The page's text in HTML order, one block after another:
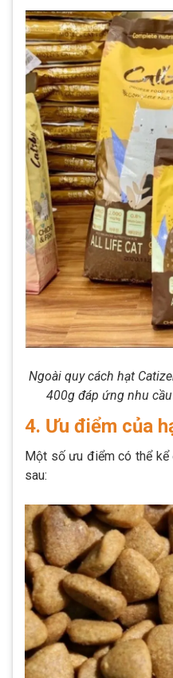
Ngoài quy cách hạt
400g đáp ứng nhu
4. Ưu điểm của
Một số ưu điểm có thể
sau: